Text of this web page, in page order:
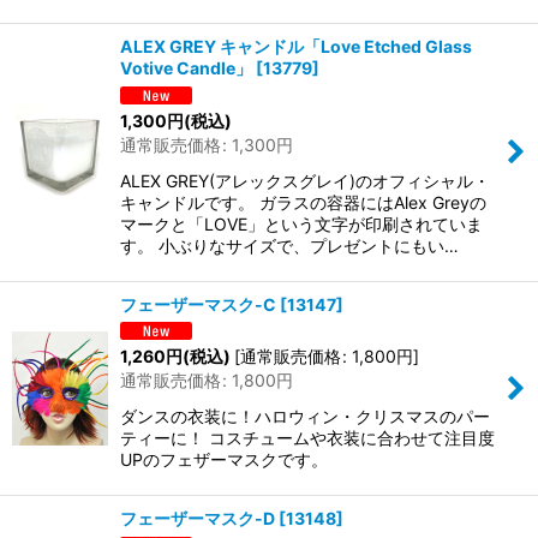
ALEX GREY キャンドル「Love Etched Glass
Votive Candle」
[13779]
1,300円(税込)
通常販売価格: 1,300円
ALEX GREY(アレックスグレイ)のオフィシャル・
キャンドルです。 ガラスの容器にはAlex Greyの
マークと「LOVE」という文字が印刷されていま
す。 小ぶりなサイズで、プレゼントにもい…
フェーザーマスク-C [13147]
1,260円(税込) [通常販売価格: 1,800円]
通常販売価格: 1,800円
ダンスの衣装に！ハロウィン・クリスマスのパー
ティーに！ コスチュームや衣装に合わせて注目度
UPのフェザーマスクです。
フェーザーマスク-D [13148]